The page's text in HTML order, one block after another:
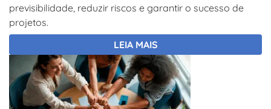
previsibilidade, reduzir riscos e garantir o sucesso de
projetos.
LEIA MAIS